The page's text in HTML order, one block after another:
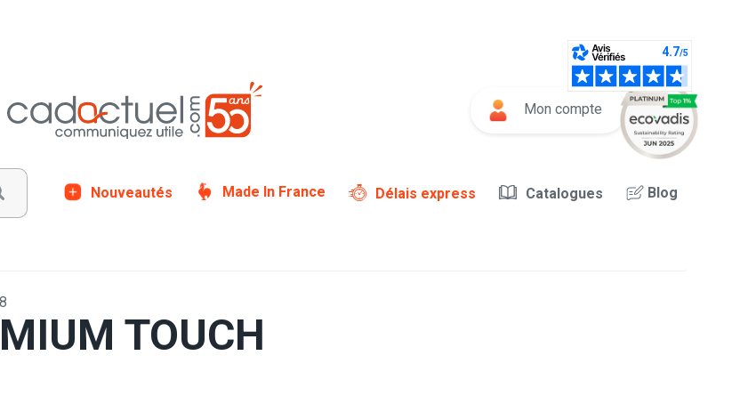
Mon compte
Nouveautés Made In France Délais express Catalogues Blog
TOUCH